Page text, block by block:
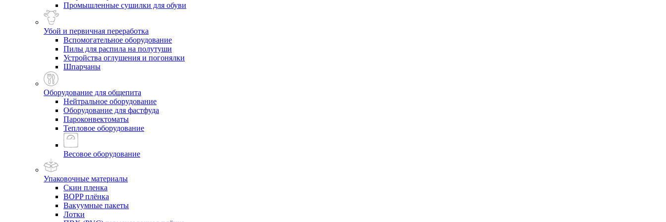
Промышленные сушилки для обуви
Убой и первичная переработка
Вспомогательное оборудование
Пилы для распила на полутуши
Устройства оглушения и погонялки
Шпарчаны
Оборудование для общепита
Нейтральное оборудование
Оборудование для фастфуда
Пароконвектоматы
Тепловое оборудование
Весовое оборудование
Упаковочные материалы
Скин пленка
BOPP плёнка
Вакуумные пакеты
Лотки